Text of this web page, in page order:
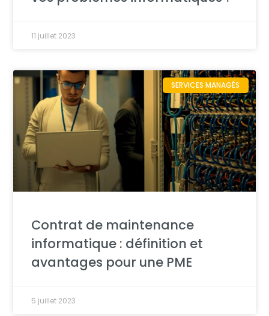
11 juillet 2023
SERVICES MANAGÉS
Contrat de maintenance
informatique : définition et
avantages pour une PME
5 juillet 2023